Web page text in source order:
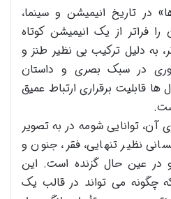
در تاریخ انیمیشن و سینما،
فراتر از یک انیمیشن کوتاه
به دلیل ترکیب بی نظیر طنز و
در سبک بصری و داستان
قابلیت برقراری ارتباط عمیق
آن، توانایی شومه در به تصویر
نظیر تنهایی، فقر، جنون و
و در عین حال گزنده است. این
چگونه می تواند در قالب یک